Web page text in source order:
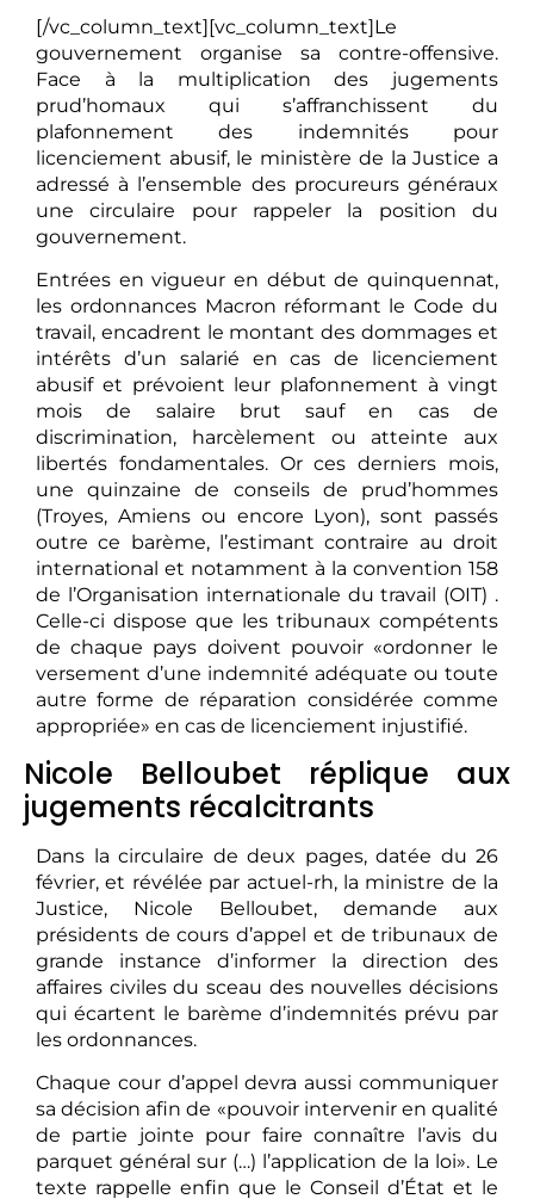
[/vc_column_text][vc_column_text]Le
gouvernement organise sa contre-offensive.
Face à la multiplication des jugements
prud’homaux qui s’affranchissent du
plafonnement des indemnités pour
licenciement abusif, le ministère de la Justice a
adressé à l’ensemble des procureurs généraux
une circulaire pour rappeler la position du
gouvernement.
Entrées en vigueur en début de quinquennat,
les ordonnances Macron réformant le Code du
travail, encadrent le montant des dommages et
intérêts d’un salarié en cas de licenciement
abusif et prévoient leur plafonnement à vingt
mois de salaire brut sauf en cas de
discrimination, harcèlement ou atteinte aux
libertés fondamentales. Or ces derniers mois,
une quinzaine de conseils de prud’hommes
(Troyes, Amiens ou encore Lyon), sont passés
outre ce barème, l’estimant contraire au droit
international et notamment à la convention 158
de l’Organisation internationale du travail (OIT) .
Celle-ci dispose que les tribunaux compétents
de chaque pays doivent pouvoir «ordonner le
versement d’une indemnité adéquate ou toute
autre forme de réparation considérée comme
appropriée» en cas de licenciement injustifié.
Nicole Belloubet réplique aux
jugements récalcitrants
Dans la circulaire de deux pages, datée du 26
février, et révélée par actuel-rh, la ministre de la
Justice, Nicole Belloubet, demande aux
présidents de cours d’appel et de tribunaux de
grande instance d’informer la direction des
affaires civiles du sceau des nouvelles décisions
qui écartent le barème d’indemnités prévu par
les ordonnances.
Chaque cour d’appel devra aussi communiquer
sa décision afin de «pouvoir intervenir en qualité
de partie jointe pour faire connaître l’avis du
parquet général sur (…) l’application de la loi». Le
texte rappelle enfin que le Conseil d’État et le